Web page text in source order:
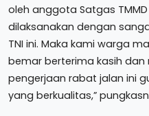
oleh anggota Satgas TMMD
dilaksanakan dengan
TNI ini. Maka kami warga
bemar berterima kasih dan
pengerjaan rabat jalan ini
yang berkualitas,”